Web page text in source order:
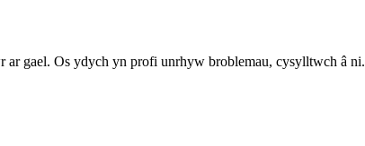
gael. Os ydych yn profi unrhyw broblemau, cysylltwch â ni.